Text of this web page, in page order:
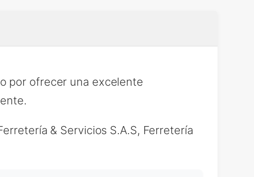
por ofrecer una excelente
& Servicios S.A.S, Ferretería